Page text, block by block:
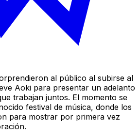
al público al subirse al
Aoki para presentar un adelanto
trabajan juntos. El momento se
festival de música, donde los
para mostrar por primera vez